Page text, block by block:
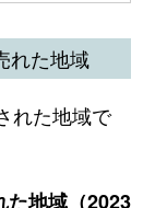
れた地域
れた地域で
た地域（2023